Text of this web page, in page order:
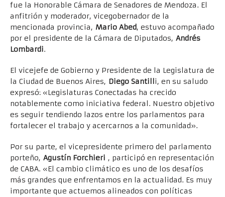
fue la Honorable Cámara de Senadores de Mendoza. El
anfitrión y moderador, vicegobernador de la
mencionada provincia, Mario Abed, estuvo acompañado
por el presidente de la Cámara de Diputados, Andrés
Lombardi.
El vicejefe de Gobierno y Presidente de la Legislatura de
la Ciudad de Buenos Aires, Diego Santill i, en su saludo
expresó: «Legislaturas Conectadas ha crecido
notablemente como iniciativa federal. Nuestro objetivo
es seguir tendiendo lazos entre los parlamentos para
fortalecer el trabajo y acercarnos a la comunidad».
Por su parte, el vicepresidente primero del parlamento
porteño, Agustín Forchieri , participó en representación
de CABA. «El cambio climático es uno de los desafíos
más grandes que enfrentamos en la actualidad. Es muy
importante que actuemos alineados con políticas